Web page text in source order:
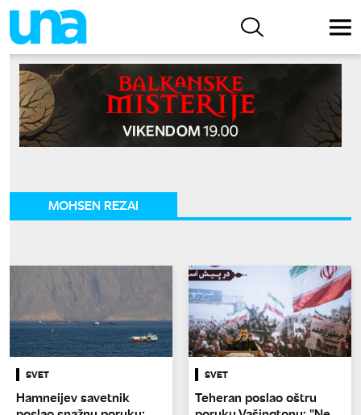
MOHSEN REZAI
SVET
Hamneijev savetnik
SVET
Teheran poslao oštru